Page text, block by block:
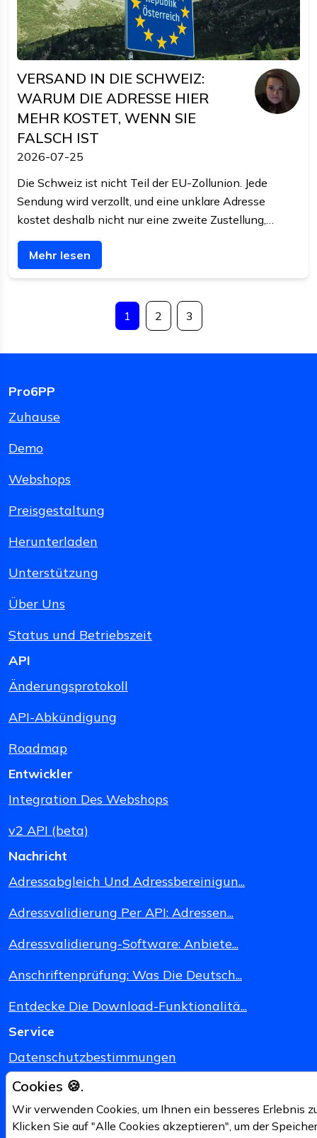
Cookies 🍪.
Wir verwenden Cookies, um Ihnen ein besseres Erlebnis
Klicken Sie auf "Alle Cookies akzeptieren", um der
VERSAND IN DIE SCHWEIZ:
WARUM DIE ADRESSE HIER
MEHR KOSTET, WENN SIE
FALSCH IST
2026-07-25
Die Schweiz ist nicht Teil der EU-Zollunion. Jede
Sendung wird verzollt, und eine unklare Adresse
kostet deshalb nicht nur eine zweite Zustellung,
sondern eine gescheiterte Zollabfertigung. Dieser
Beitrag erklärt, was daran anders ist und welche
Formularfehler am teuersten sind.
Mehr lesen
1 2 3
Pro6PP
Zuhause
Demo
Webshops
Preisgestaltung
Herunterladen
Unterstützung
Über Uns
Status und Betriebszeit
API
Änderungsprotokoll
API-Abkündigung
Roadmap
Entwickler
Integration Des Webshops
v2 API (beta)
Nachricht
Adressabgleich Und Adressbereinigun...
Adressvalidierung Per API: Adressen...
Adressvalidierung-Software: Anbiete...
Anschriftenprüfung: Was Die Deutsch...
Entdecke Die Download-Funktionalitä...
Service
Datenschutzbestimmungen
Allgemeine Bedingungen und Konditionen
Impressum